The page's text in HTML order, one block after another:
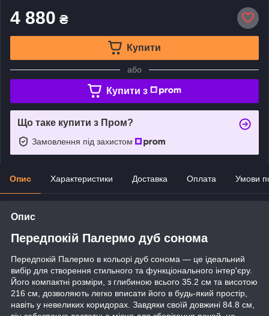
4 880 ₴
Купити
або
Купити з
Що таке купити з Пром?
Замовлення під захистом
Опис Характеристики Доставка Оплата Умови
Опис
Передпокій Палермо дуб сонома
Передпокій Палермо в кольорі дуб сонома — це ідеальний
вибір для створення стильного та функціонального інтер'єру.
Його компактні розміри, з глибиною всього 35.2 см та висотою
216 см, дозволяють легко вписати його в будь-який простір,
навіть у невеликих коридорах. Завдяки своїй довжині 84.8 см,